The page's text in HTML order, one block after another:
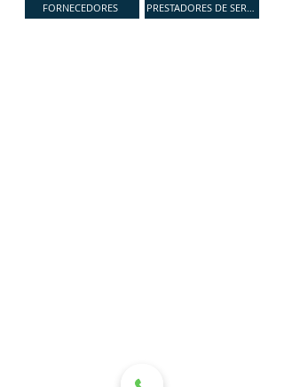
FORNECEDORES PRESTADORES DE SERVIÇOS